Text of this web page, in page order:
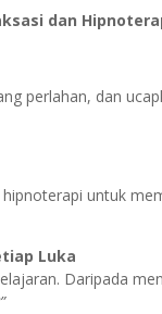
dan
perlahan, dan
untuk
Luka
Daripada